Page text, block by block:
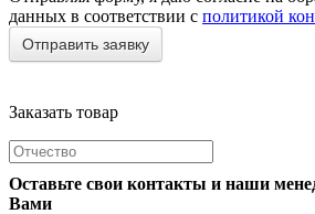
данных в соответствии с политикой
Заказать товар
Оставьте свои контакты и наши
Вами